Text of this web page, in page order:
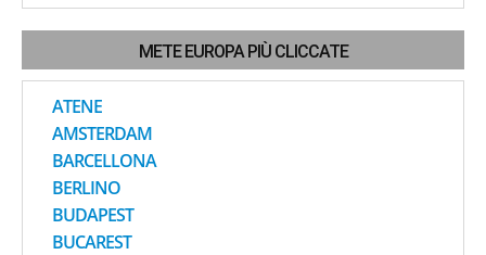
METE EUROPA PIÙ CLICCATE
ATENE
AMSTERDAM
BARCELLONA
BERLINO
BUDAPEST
BUCAREST